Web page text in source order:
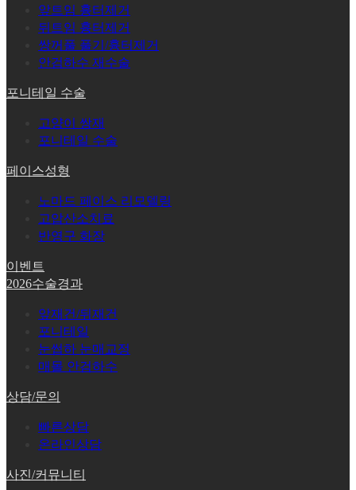
앞트임 흉터제거
뒤트임 흉터제거
쌍꺼풀 풀기/흉터제거
안검하수 재수술
포니테일 수술
고양이 쌍재
포니테일 수술
페이스성형
노마드 페이스 리모델링
고압산소치료
반영구 화장
이벤트
2026수술경과
앞재건/뒤재건
포니테일
눈썹하 눈매교정
매몰 안검하수
상담/문의
빠른상담
온라인상담
사진/커뮤니티